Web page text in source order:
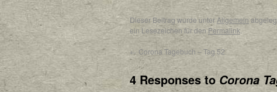
Dieser Beitrag wurde unterAllgemein
ein Lesezeichen für denPermalink
← Corona Tagebuch – Tag 52
4 Responses toCorona